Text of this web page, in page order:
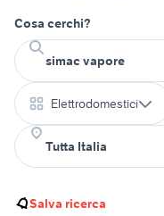
Cosa cerchi?
Elettrodomestici
Salva ricerca